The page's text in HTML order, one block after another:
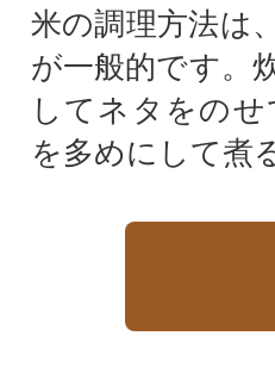
米の調理方法は
が一般的です。
してネタをの
を多めにして煮